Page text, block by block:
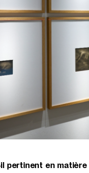
pertinent en